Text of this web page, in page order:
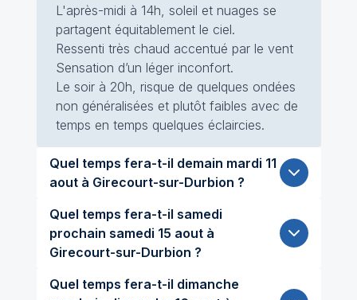
L'après-midi à 14h, soleil et nuages se
partagent équitablement le ciel.
Ressenti très chaud accentué par le vent
Sensation d’un léger inconfort.
Le soir à 20h, risque de quelques ondées
non généralisées et plutôt faibles avec de
temps en temps quelques éclaircies.
Quel temps fera-t-il demain mardi 11
aout à Girecourt-sur-Durbion ?
Quel temps fera-t-il samedi
prochain samedi 15 aout à
Girecourt-sur-Durbion ?
Quel temps fera-t-il dimanche